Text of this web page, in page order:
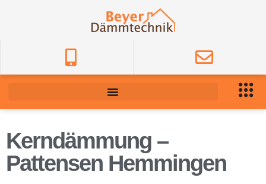
Kerndämmung –
Pattensen Hemmingen